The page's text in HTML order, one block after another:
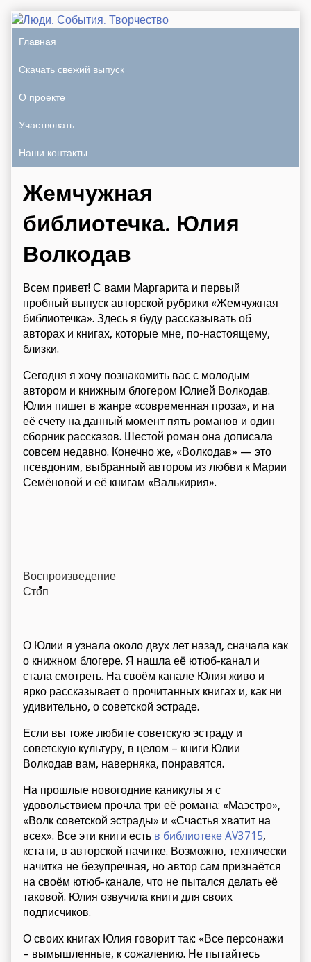
Главная
Скачать свежий выпуск
О проекте
Участвовать
Наши контакты
Жемчужная
библиотечка. Юлия
Волкодав
Всем привет! С вами Маргарита и первый
пробный выпуск авторской рубрики «Жемчужная
библиотечка». Здесь я буду рассказывать об
авторах и книгах, которые мне, по-настоящему,
близки.
Сегодня я хочу познакомить вас с молодым
автором и книжным блогером Юлией Волкодав.
Юлия пишет в жанре «современная проза», и на
её счету на данный момент пять романов и один
сборник рассказов. Шестой роман она дописала
совсем недавно. Конечно же, «Волкодав» — это
псевдоним, выбранный автором из любви к Марии
Семёновой и её книгам «Валькирия».
Воспроизведение
Стоп
О Юлии я узнала около двух лет назад, сначала как
о книжном блогере. Я нашла её ютюб-канал и
стала смотреть. На своём канале Юлия живо и
ярко рассказывает о прочитанных книгах и, как ни
удивительно, о советской эстраде.
Если вы тоже любите советскую эстраду и
советскую культуру, в целом – книги Юлии
Волкодав вам, наверняка, понравятся.
На прошлые новогодние каникулы я с
удовольствием прочла три её романа: «Маэстро»,
«Волк советской эстрады» и «Счастья хватит на
всех». Все эти книги есть в библиотеке AV3715,
кстати, в авторской начитке. Возможно, технически
начитка не безупречная, но автор сам признаётся
на своём ютюб-канале, что не пытался делать её
таковой. Юлия озвучила книги для своих
подписчиков.
О своих книгах Юлия говорит так: «Все персонажи
– вымышленные, к сожалению. Не пытайтесь